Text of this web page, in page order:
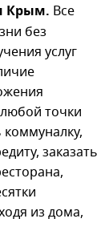
Крым. Все
без
услуг
точки
заказать
из дома,